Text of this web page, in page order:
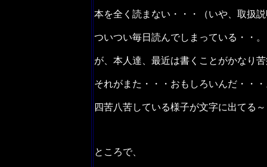
本を全く読まない・・・（いや、取扱
ついつい毎日読んでしまっている・・
が、本人達、最近は書くことがかなり
それがまた・・・おもしろいんだ・・
四苦八苦している様子が文字に出てる
ところで、